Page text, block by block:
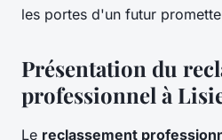
les portes d'un futur
Présentation du
professionnel à
Le reclassement